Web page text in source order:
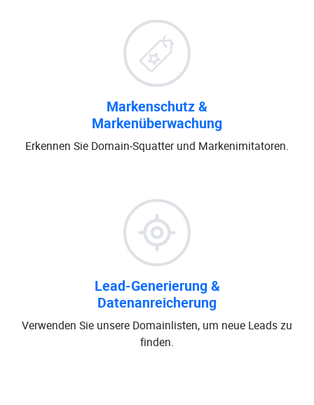
Markenschutz &
Markenüberwachung
Erkennen Sie Domain-Squatter und Markenimitatoren.
Lead-Generierung &
Datenanreicherung
Verwenden Sie unsere Domainlisten, um neue Leads zu
finden.